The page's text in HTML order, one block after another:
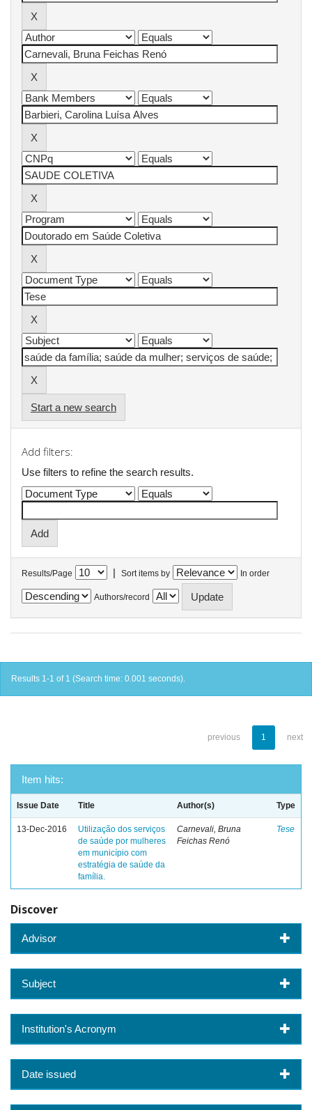
Start a new search
Add filters:
Use filters to refine the search results.
Results/Page | Sort items by In order
Authors/record
Results 1-1 of 1 (Search time: 0.001 seconds).
previous 1 next
Item hits:
Issue Date Title Author(s) Type
13-Dec-2016
Utilização dos serviços
de saúde por mulheres
em município com
estratégia de saúde da
família.
Carnevali, Bruna
Feichas Renó
Tese
Discover
Advisor
Subject
Institution's Acronym
Date issued